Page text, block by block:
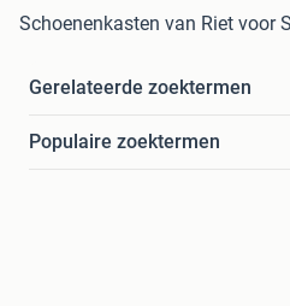
Schoenenkasten van Riet voor
Gerelateerde zoektermen
Populaire zoektermen